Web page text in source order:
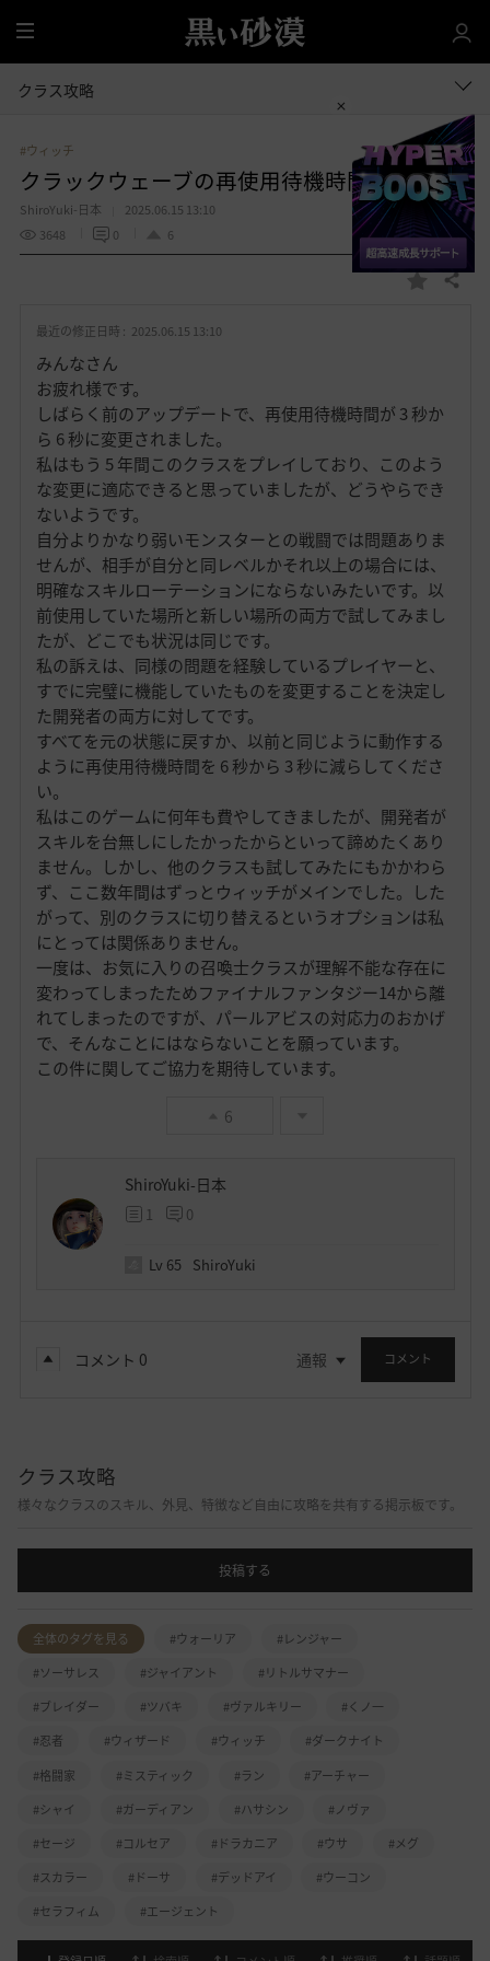
全
体
クラス攻略
#ウィッチ
クラックウェーブの再使用待機時間
ShiroYuki-日本
2025.06.15 13:10
3648
0 6
お 共有する
最近の修正日時 : 2025.06.15 13:10
みんなさん
お疲れ様です。
しばらく前のアップデートで、再使用待機時間が 3 秒か
ら 6 秒に変更されました。
私はもう 5 年間このクラスをプレイしており、このよう
な変更に適応できると思っていましたが、どうやらでき
ないようです。
自分よりかなり弱いモンスターとの戦闘では問題ありま
せんが、相手が自分と同レベルかそれ以上の場合には、
明確なスキルローテーションにならないみたいです。以
前使用していた場所と新しい場所の両方で試してみまし
たが、どこでも状況は同じです。
私の訴えは、同様の問題を経験しているプレイヤーと、
すでに完璧に機能していたものを変更することを決定し
た開発者の両方に対してです。
すべてを元の状態に戻すか、以前と同じように動作する
ように再使用待機時間を 6 秒から 3 秒に減らしてくださ
い。
私はこのゲームに何年も費やしてきましたが、開発者が
スキルを台無しにしたかったからといって諦めたくあり
ません。しかし、他のクラスも試してみたにもかかわら
ず、ここ数年間はずっとウィッチがメインでした。した
がって、別のクラスに切り替えるというオプションは私
にとっては関係ありません。
一度は、お気に入りの召喚士クラスが理解不能な存在に
変わってしまったためファイナルファンタジー14から離
れてしまったのですが、パールアビスの対応力のおかげ
で、そんなことにはならないことを願っています。
この件に関してご協力を期待しています。
6
ShiroYuki-日本
1 0
Lv 65 ShiroYuki
コメント 0 通報 コメント
クラス攻略
様々なクラスのスキル、外見、特徴など自由に攻略を共有する掲示板です。
投稿する
全体のタグを見る #ウォーリア
#レンジャー
#ソーサレス
#ジャイアント
#リトルサマナー
#ブレイダー
#ツバキ #ヴァルキリー
#くノ一
#忍者
#ウィザード #ウィッチ
#ダークナイト
#格闘家
#ミスティック #ラン
#アーチャー
#シャイ
#ガーディアン #ハサシン
#ノヴァ
#セージ
#コルセア #ドラカニア #ウサ
#メグ
#スカラー
#ドーサ #デッドアイ
#ウーコン
#セラフィム
#エージェント